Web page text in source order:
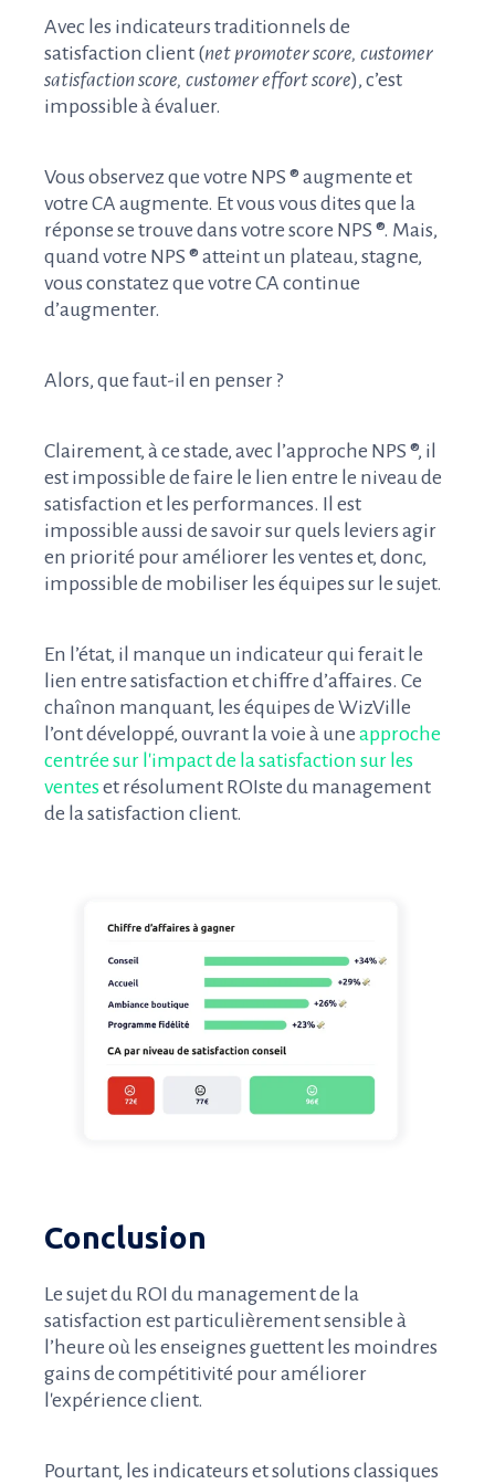
Avec les indicateurs traditionnels de
satisfaction client (net promoter score, customer
satisfaction score, customer effort score), c’est
impossible à évaluer.
Vous observez que votre NPS ® augmente et
votre CA augmente. Et vous vous dites que la
réponse se trouve dans votre score NPS ®. Mais,
quand votre NPS ® atteint un plateau, stagne,
vous constatez que votre CA continue
d’augmenter.
Alors, que faut-il en penser ?
Clairement, à ce stade, avec l’approche NPS ®, il
est impossible de faire le lien entre le niveau de
satisfaction et les performances. Il est
impossible aussi de savoir sur quels leviers agir
en priorité pour améliorer les ventes et, donc,
impossible de mobiliser les équipes sur le sujet.
En l’état, il manque un indicateur qui ferait le
lien entre satisfaction et chiffre d’affaires. Ce
chaînon manquant, les équipes de WizVille
l’ont développé, ouvrant la voie à une approche
centrée sur l'impact de la satisfaction sur les
venteset résolument ROIste du management
de la satisfaction client.
Conclusion
Le sujet du ROI du management de la
satisfaction est particulièrement sensible à
l’heure où les enseignes guettent les moindres
gains de compétitivité pour améliorer
l'expérience client.
Pourtant, les indicateurs et solutions classiques